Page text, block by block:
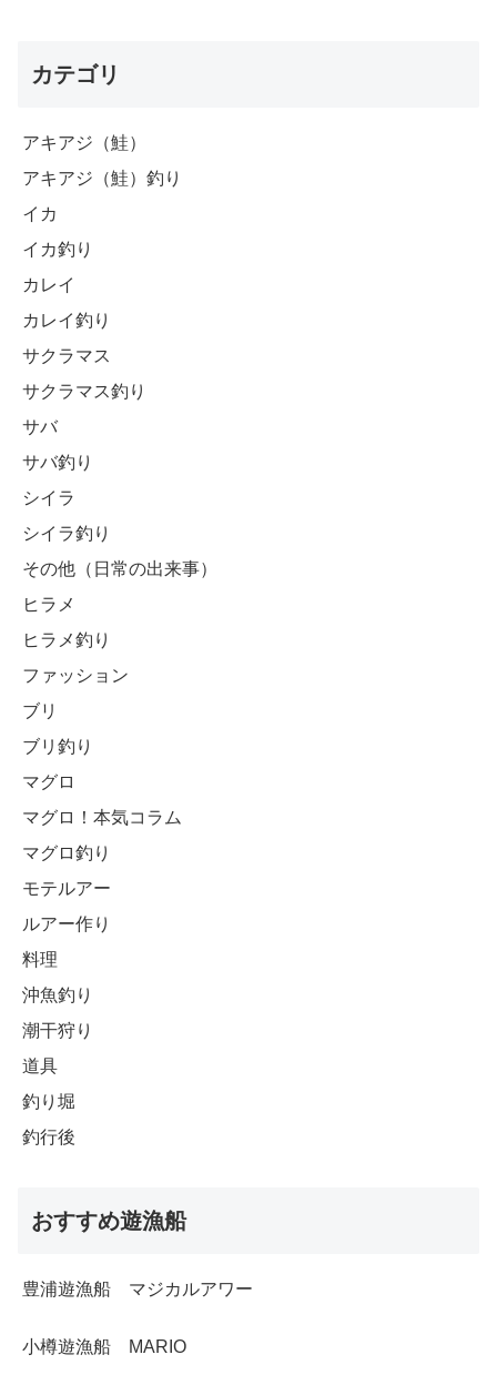
カテゴリ
アキアジ（鮭）
アキアジ（鮭）釣り
イカ
イカ釣り
カレイ
カレイ釣り
サクラマス
サクラマス釣り
サバ
サバ釣り
シイラ
シイラ釣り
その他（日常の出来事）
ヒラメ
ヒラメ釣り
ファッション
ブリ
ブリ釣り
マグロ
マグロ！本気コラム
マグロ釣り
モテルアー
ルアー作り
料理
沖魚釣り
潮干狩り
道具
釣り堀
釣行後
おすすめ遊漁船
豊浦遊漁船 マジカルアワー
小樽遊漁船 MARIO